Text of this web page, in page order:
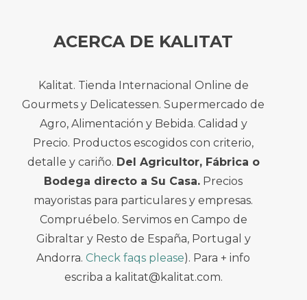
ACERCA DE KALITAT
Kalitat. Tienda Internacional Online de
Gourmets y Delicatessen. Supermercado de
Agro, Alimentación y Bebida. Calidad y
Precio. Productos escogidos con criterio,
detalle y cariño. Del Agricultor, Fábrica o
Bodega directo a Su Casa. Precios
mayoristas para particulares y empresas.
Compruébelo. Servimos en Campo de
Gibraltar y Resto de España, Portugal y
Andorra. Check faqs please). Para + info
escriba a kalitat@kalitat.com.